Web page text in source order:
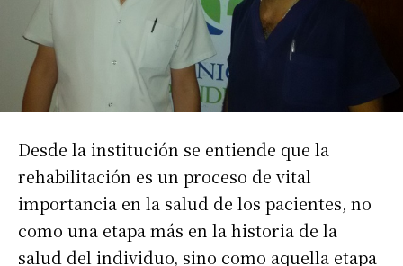
Desde la institución se entiende que la
rehabilitación es un proceso de vital
importancia en la salud de los pacientes, no
como una etapa más en la historia de la
salud del individuo, sino como aquella etapa